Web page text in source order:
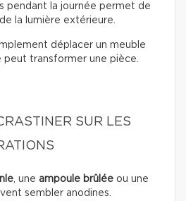
pendant la journée permet de
la lumière extérieure.
déplacer un meuble
peut transformer une pièce.
SUR LES
, une ampoule brûlée ou une
sembler anodines.